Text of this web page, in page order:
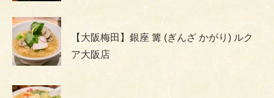
【大阪梅田】銀座 篝 (ぎんざ かがり) ルク
ア大阪店